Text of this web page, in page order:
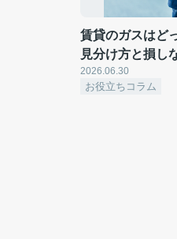
賃貸のガスはど
見分け方と損し
2026.06.30
お役立ちコラム